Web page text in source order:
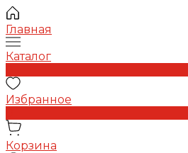
Главная
Каталог
Избранное
Корзина